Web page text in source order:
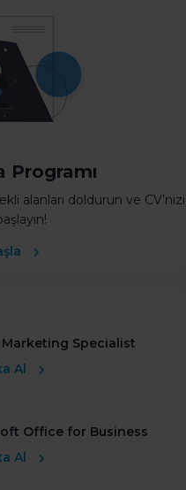
Programı
alanları doldurun ve CV’nizi
Specialist
Al
Office for Business
Al